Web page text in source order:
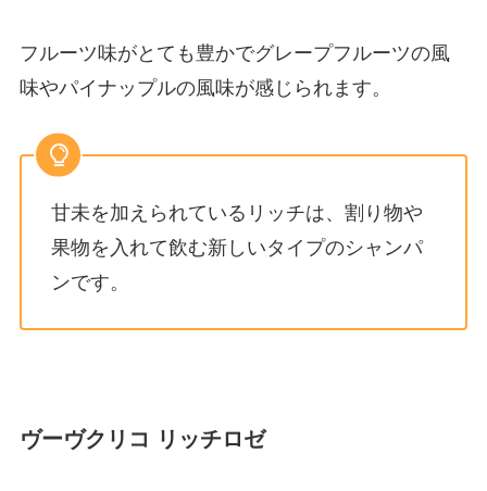
フルーツ味がとても豊かでグレープフルーツの風
味やパイナップルの風味が感じられます。
甘未を加えられているリッチは、割り物や
果物を入れて飲む新しいタイプのシャンパ
ンです。
ヴーヴクリコ リッチロゼ